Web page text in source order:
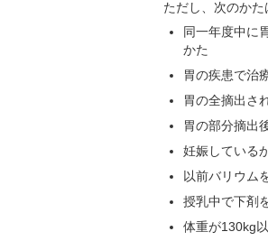
ただし、次のかた
同一年度中に
かた
胃の疾患で治
胃の全摘出さ
胃の部分摘出
妊娠している
以前バリウム
授乳中で下剤
体重が130kg